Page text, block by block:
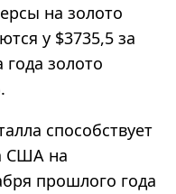
на золото
у $3735,5 за
золото
способствует
США на
прошлого года